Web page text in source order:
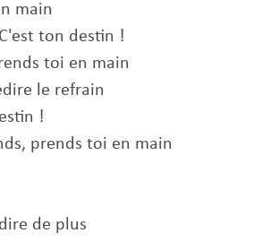
main
ton destin !
toi en main
le refrain
!
prends toi en main
de plus